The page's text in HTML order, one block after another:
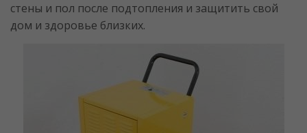
стены и пол после подтопления и защитить свой
дом и здоровье близких.